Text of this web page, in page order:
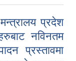
प्रदेश
नविनतम
प्रस्तावमा